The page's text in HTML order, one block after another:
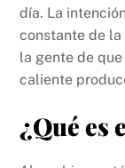
día. La
constante de la
la gente de
caliente
¿Qué es